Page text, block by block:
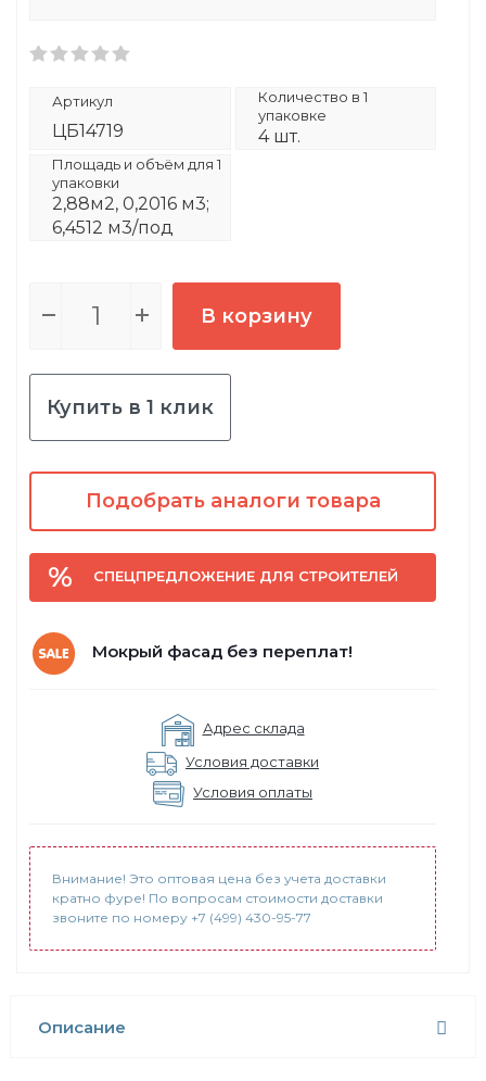
Артикул
ЦБ14719
Количество в 1
упаковке
4 шт.
Площадь и объём для 1
упаковки
2,88м2, 0,2016 м3;
6,4512 м3/под
В корзину
Купить в 1 клик
Подобрать аналоги товара
СПЕЦПРЕДЛОЖЕНИЕ ДЛЯ СТРОИТЕЛЕЙ
Мокрый фасад без переплат!
Адрес склада
Условия доставки
Условия оплаты
Внимание! Это оптовая цена без учета доставки
кратно фуре! По вопросам стоимости доставки
звоните по номеру +7 (499) 430-95-77
Описание